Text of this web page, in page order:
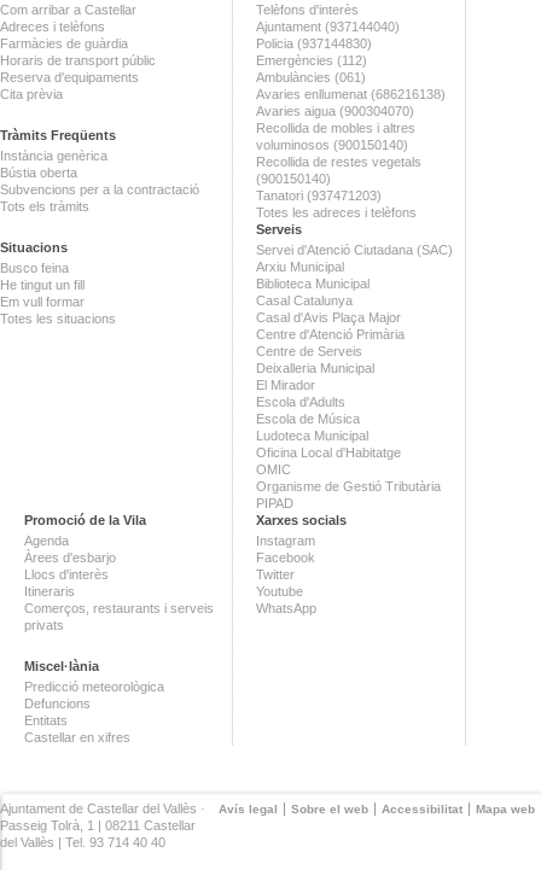
Com arribar a Castellar
Adreces i telèfons
Farmàcies de guàrdia
Horaris de transport públic
Reserva d'equipaments
Cita prèvia
Tràmits Freqüents
Instància genèrica
Bústia oberta
Subvencions per a la contractació
Tots els tràmits
Situacions
Busco feina
He tingut un fill
Em vull formar
Totes les situacions
Telèfons d'interès
Ajuntament (937144040)
Policia (937144830)
Emergències (112)
Ambulàncies (061)
Avaries enllumenat (686216138)
Avaries aigua (900304070)
Recollida de mobles i altres
voluminosos (900150140)
Recollida de restes vegetals
(900150140)
Tanatori (937471203)
Totes les adreces i telèfons
Serveis
Servei d'Atenció Ciutadana (SAC)
Arxiu Municipal
Biblioteca Municipal
Casal Catalunya
Casal d'Avis Plaça Major
Centre d'Atenció Primària
Centre de Serveis
Deixalleria Municipal
El Mirador
Escola d'Adults
Escola de Música
Ludoteca Municipal
Oficina Local d'Habitatge
OMIC
Organisme de Gestió Tributària
PIPAD
Promoció de la Vila
Agenda
Àrees d'esbarjo
Llocs d'interès
Itineraris
Comerços, restaurants i serveis
privats
Miscel·lània
Predicció meteorològica
Defuncions
Entitats
Castellar en xifres
Xarxes socials
Instagram
Facebook
Twitter
Youtube
WhatsApp
Avís legal Sobre el web Accessibilitat Mapa web
Ajuntament de Castellar del Vallès ·
Passeig Tolrà, 1 | 08211 Castellar
del Vallès | Tel. 93 714 40 40